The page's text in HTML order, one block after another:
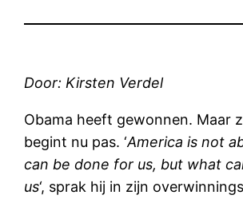
Door: Kirsten Verdel
Obama heeft gewonnen. Maar
begint nu pas. ‘America is not
can be done for us, but what
us‘, sprak hij in zijn